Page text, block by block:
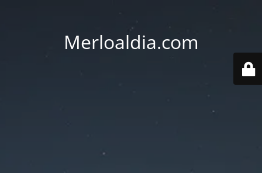
Merloaldia.com